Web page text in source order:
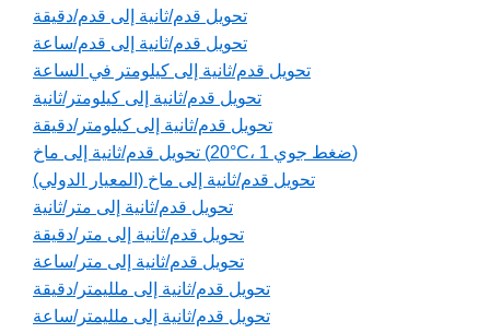
تحويل قدم/ثانية إلى قدم/دقيقة
تحويل قدم/ثانية إلى قدم/ساعة
تحويل قدم/ثانية إلى كيلومتر في الساعة
تحويل قدم/ثانية إلى كيلومتر/ثانية
تحويل قدم/ثانية إلى كيلومتر/دقيقة
تحويل قدم/ثانية إلى ماخ (20°C، 1 ضغط جوي)
تحويل قدم/ثانية إلى ماخ (المعيار الدولي)
تحويل قدم/ثانية إلى متر/ثانية
تحويل قدم/ثانية إلى متر/دقيقة
تحويل قدم/ثانية إلى متر/ساعة
تحويل قدم/ثانية إلى ملليمتر/دقيقة
تحويل قدم/ثانية إلى ملليمتر/ساعة